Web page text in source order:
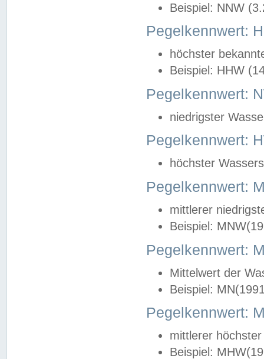
Beispiel: NNW
Pegelkennwert:
höchster
Beispiel: HHW
Pegelkennwert:
niedrigster
Pegelkennwert:
höchster
Pegelkennwert:
mittlerer
Beispiel:
Pegelkennwert:
Mittelwert der
Beispiel:
Pegelkennwert:
mittlerer
Beispiel: